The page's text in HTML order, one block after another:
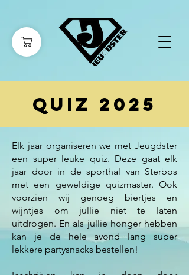
QUIZ 2025
Elk jaar organiseren we met Jeugdster
een super leuke quiz. Deze gaat elk
jaar door in de sporthal van Sterbos
met een geweldige quizmaster. Ook
voorzien wij genoeg biertjes en
wijntjes om jullie niet te laten
uitdrogen. En als jullie honger hebben
kan je de hele avond lang super
lekkere partysnacks bestellen!